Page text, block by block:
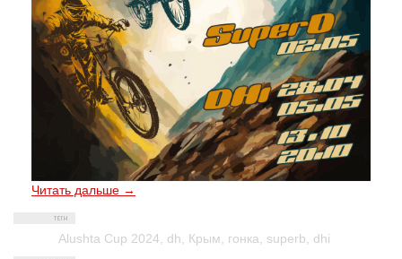
Читать дальше →
Alushta Cup 2024 dh Крым гонка superb dhi